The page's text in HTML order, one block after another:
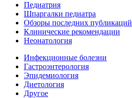
Педиатрия
Шпаргалки педиатра
Обзоры последних публикаций
Клинические рекомендации
Неонатология
Инфекционные болезни
Гастроэнтерология
Эпидемиология
Диетология
Другое